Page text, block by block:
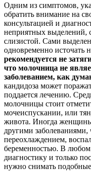
Одним из симптомов,
обратить внимание на
консультацией и
неприятных выделений,
слизистой. Сами
одновременно источать
рекомендуется не
что молочница не
заболеванием, как
кандидоза может
поддается лечению.
молочницы стоит
мочеиспускании, или
живота. Иногда
другими заболеваниями,
переохлаждением,
беременностью. В любом
диагностику и только
нужно снимать